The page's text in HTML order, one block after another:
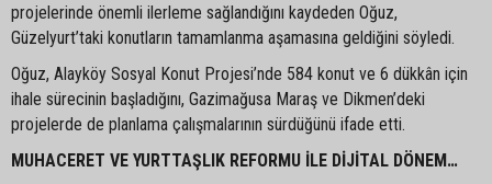
projelerinde önemli ilerleme sağlandığını kaydeden Oğuz,
Güzelyurt’taki konutların tamamlanma aşamasına geldiğini söyledi.
Oğuz, Alayköy Sosyal Konut Projesi’nde 584 konut ve 6 dükkân için
ihale sürecinin başladığını, Gazimağusa Maraş ve Dikmen’deki
projelerde de planlama çalışmalarının sürdüğünü ifade etti.
MUHACERET VE YURTTAŞLIK REFORMU İLE DİJİTAL DÖNEM…